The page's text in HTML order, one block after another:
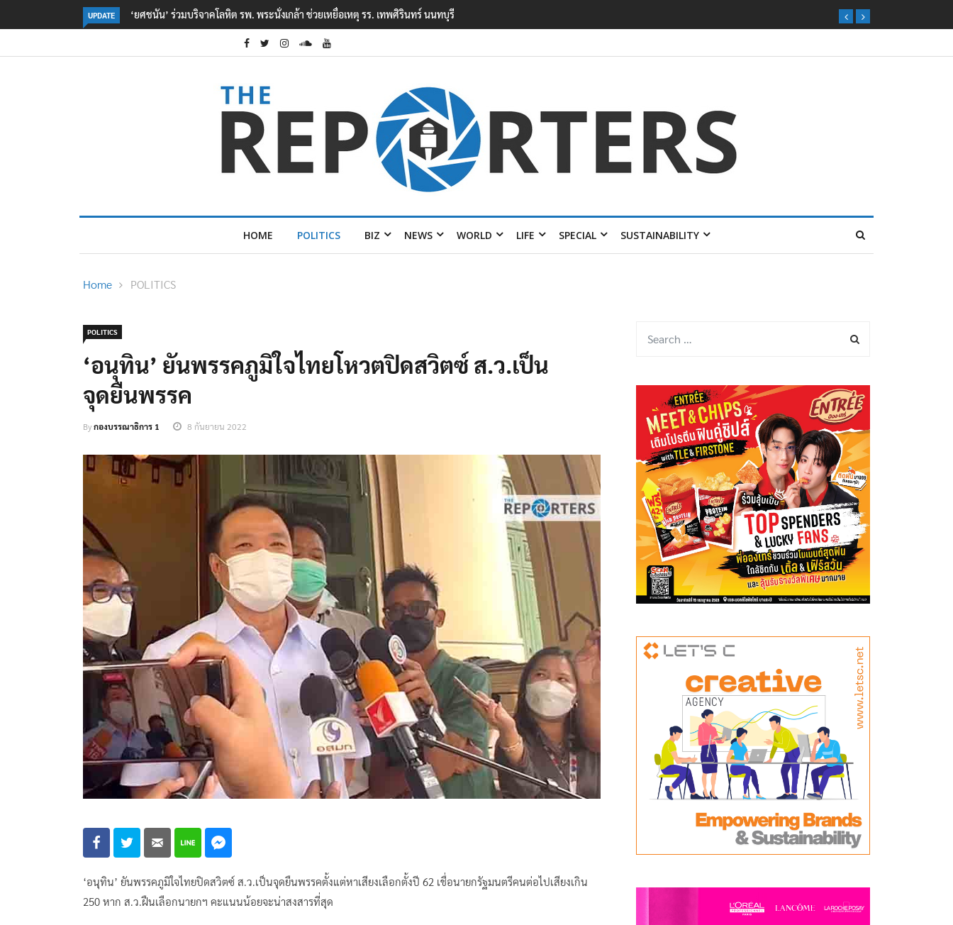
UPDATE ตร. อยู่ระหว่างสอบสวนแรงจูงใจ เหตุยิงในโรงเรียนเทพศิรินทร์ นนทบุรี พบเด็กก่อเหตุเครียดเรื่องเรียน
HOME POLITICS BIZ NEWS WORLD LIFE SPECIAL SUSTAINABILITY
Home POLITICS
POLITICS
‘อนุทิน’ ยันพรรคภูมิใจไทยโหวตปิดสวิตซ์ ส.ว.เป็น
จุดยืนพรรค
Byกองบรรณาธิการ 1 8 กันยายน 2022
‘อนุทิน’ ยันพรรคภูมิใจไทยปิดสวิตซ์ ส.ว.เป็นจุดยืนพรรคตั้งแต่หาเสียงเลือกตั้งปี 62 เชื่อนายกรัฐมนตรีคนต่อไปเสียงเกิน
250 หาก ส.ว.ฝืนเลือกนายกฯ คะแนนน้อยจะน่าสงสารที่สุด